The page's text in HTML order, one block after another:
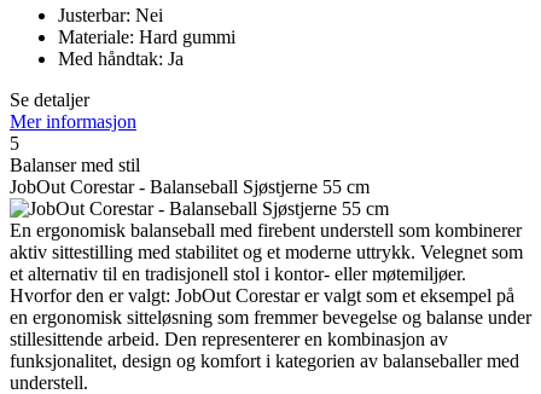
Justerbar: Nei
Materiale: Hard gummi
Med håndtak: Ja
Se detaljer
Mer informasjon
5
Balanser med stil
JobOut Corestar - Balanseball Sjøstjerne 55 cm
En ergonomisk balanseball med firebent understell som kombinerer
aktiv sittestilling med stabilitet og et moderne uttrykk. Velegnet som
et alternativ til en tradisjonell stol i kontor- eller møtemiljøer.
Hvorfor den er valgt: JobOut Corestar er valgt som et eksempel på
en ergonomisk sitteløsning som fremmer bevegelse og balanse under
stillesittende arbeid. Den representerer en kombinasjon av
funksjonalitet, design og komfort i kategorien av balanseballer med
understell.